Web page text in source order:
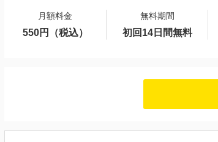
月額料金 無料期間
550円（税込） 初回14日間無料